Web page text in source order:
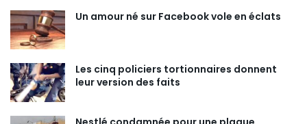
Un amour né sur Facebook vole en éclats
Les cinq policiers tortionnaires donnent
leur version des faits